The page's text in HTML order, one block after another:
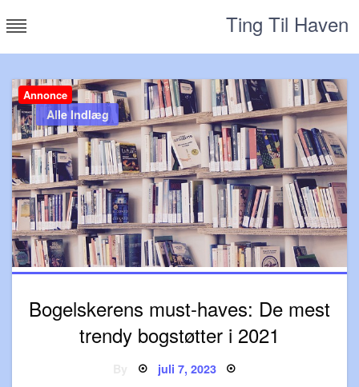
to
Ting Til Haven
Annonce
Alle Indlæg
Bogelskerens must-haves: De mest
trendy bogstøtter i 2021
Posted
on
juli 7, 2023